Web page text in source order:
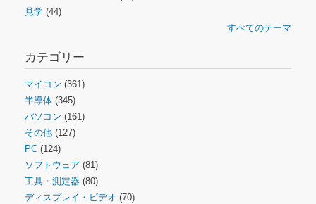
見学 (44)
すべてのテーマ
カテゴリー
マイコン (361)
半導体 (345)
パソコン (161)
その他 (127)
PC (124)
ソフトウェア (81)
工具・測定器 (80)
ディスプレイ・ビデオ (70)